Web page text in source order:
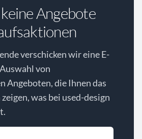
Angebote
verschicken wir eine E-
von
Angeboten, die Ihnen das
was bei used-design